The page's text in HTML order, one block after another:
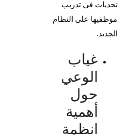
تحديات في تدريب
موظفيها على النظام
الجديد.
غياب
الوعي
حول
أهمية
انظمة